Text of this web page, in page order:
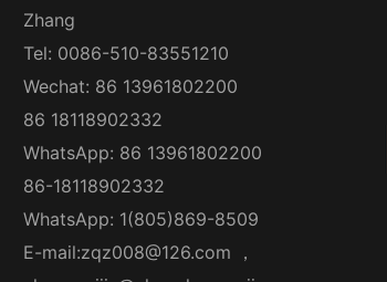
Zhang
Tel: 0086-510-83551210
Wechat: 86 13961802200
86 18118902332
WhatsApp: 86 13961802200
86-18118902332
WhatsApp: 1(805)869-8509
E-mail:zqz008@126.com ，